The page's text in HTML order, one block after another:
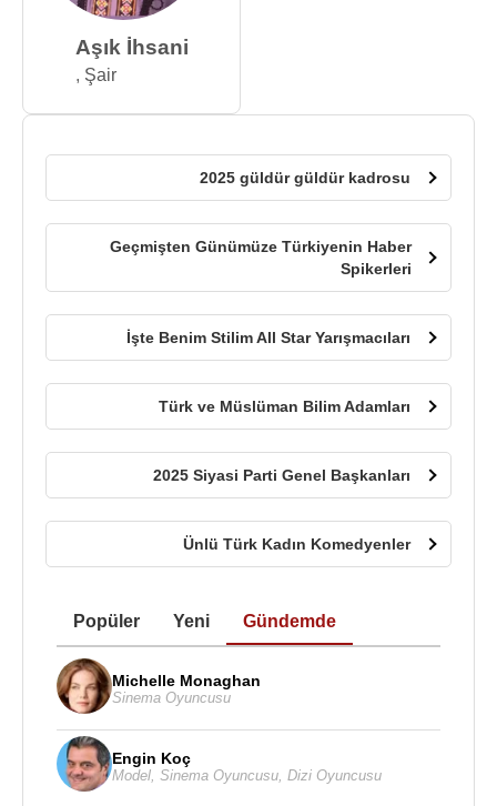
Aşık İhsani
, Şair
2025 güldür güldür kadrosu
Geçmişten Günümüze Türkiyenin Haber
Spikerleri
İşte Benim Stilim All Star Yarışmacıları
Türk ve Müslüman Bilim Adamları
2025 Siyasi Parti Genel Başkanları
Ünlü Türk Kadın Komedyenler
Popüler Yeni Gündemde
Michelle Monaghan
Sinema Oyuncusu
Engin Koç
Model Sinema Oyuncusu Dizi Oyuncusu